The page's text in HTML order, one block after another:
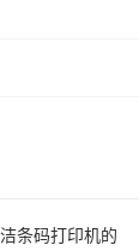
条码打印机的